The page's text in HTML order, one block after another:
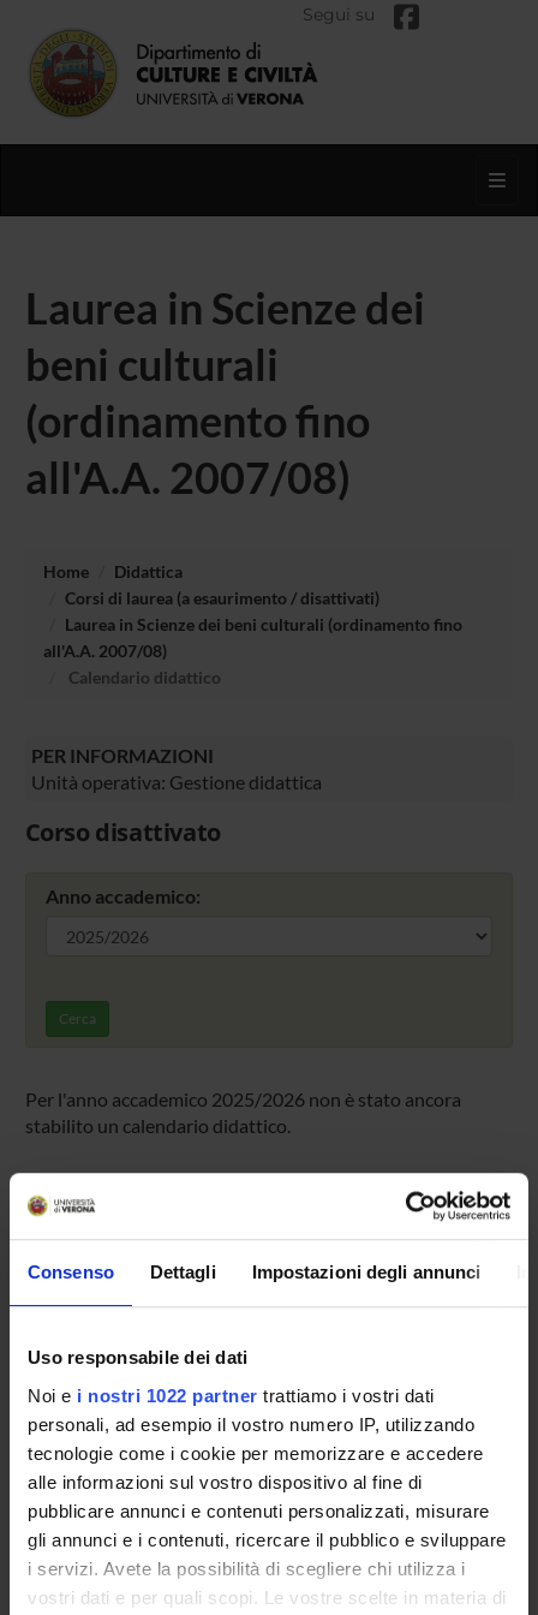
Consenso Dettagli Impostazioni degli annunci
Uso responsabile dei dati
Noi e i nostri 1022 partner trattiamo i vostri dati
personali, ad esempio il vostro numero IP, utilizzando
tecnologie come i cookie per memorizzare e accedere
alle informazioni sul vostro dispositivo al fine di
pubblicare annunci e contenuti personalizzati, misurare
gli annunci e i contenuti, ricercare il pubblico e sviluppare
i servizi. Avete la possibilità di scegliere chi utilizza i
vostri dati e per quali scopi. Le vostre scelte in materia di
Segui su
Laurea in Scienze dei
beni culturali
(ordinamento fino
all'A.A. 2007/08)
Home
Didattica
Corsi di laurea (a esaurimento / disattivati)
Laurea in Scienze dei beni culturali (ordinamento fino
all'A.A. 2007/08)
Calendario didattico
PER INFORMAZIONI
Unità operativa: Gestione didattica
Corso disattivato
Anno accademico:
Cerca
Per l'anno accademico 2025/2026 non è stato ancora
stabilito un calendario didattico.
Presentazione
Come iscriversi
Preparati con Univr
Insegnamenti
Calendario didattico
Orario lezioni
Piani didattici
Calendario esami
Bacheca avvisi
Proposte tesi e stage
Organi collegiali e di governo